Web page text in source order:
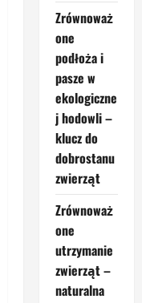
Zrównoważ
one
podłoża i
pasze w
ekologiczne
j hodowli –
klucz do
dobrostanu
zwierząt
Zrównoważ
one
utrzymanie
zwierząt –
naturalna